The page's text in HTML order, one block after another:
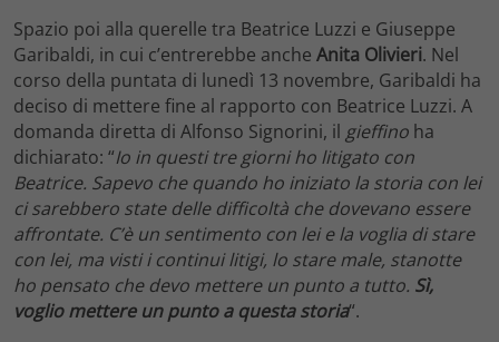
Spazio poi alla querelle tra Beatrice Luzzi e Giuseppe
Garibaldi, in cui c’entrerebbe anche Anita Olivieri. Nel
corso della puntata di lunedì 13 novembre, Garibaldi ha
deciso di mettere fine al rapporto con Beatrice Luzzi. A
domanda diretta di Alfonso Signorini, il gieffino ha
dichiarato: “Io in questi tre giorni ho litigato con
Beatrice. Sapevo che quando ho iniziato la storia con lei
ci sarebbero state delle difficoltà che dovevano essere
affrontate. C’è un sentimento con lei e la voglia di stare
con lei, ma visti i continui litigi, lo stare male, stanotte
ho pensato che devo mettere un punto a tutto. Sì,
voglio mettere un punto a questa storia“.